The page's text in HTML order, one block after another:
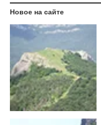
Новое на сайте